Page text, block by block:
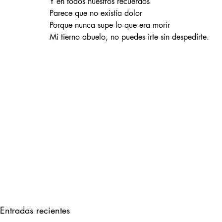
Parece que no existía dolor
Porque nunca supe lo que era morir
Mi tierno abuelo, no puedes irte sin despedirte.
Entradas recientes